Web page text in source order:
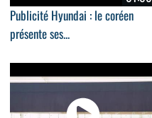
Publicité Hyundai : le coréen
présente ses...